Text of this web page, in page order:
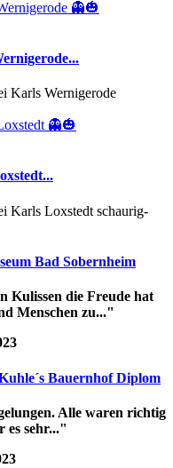
Karls Wernigerode
Karls Loxstedt schaurig-
Bad Sobernheim
Kulissen die Freude hat
Menschen zu..."
Bauernhof Diplom
Alle waren richtig
sehr..."